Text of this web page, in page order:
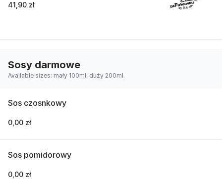
41,90 zł
Sosy darmowe
Available sizes: mały 100ml, duży 200ml.
Sos czosnkowy
0,00 zł
Sos pomidorowy
0,00 zł